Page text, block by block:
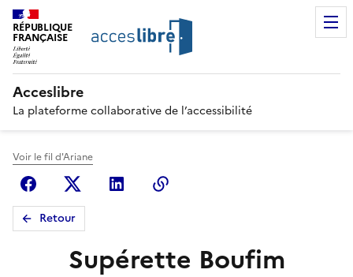
RÉPUBLIQUE
FRANÇAISE
Acceslibre
La plateforme collaborative de l’accessibilité
Voir le fil d'Ariane
FacebookX (anciennement Twitter)
Linkedin
Retour
Supérette Boufim